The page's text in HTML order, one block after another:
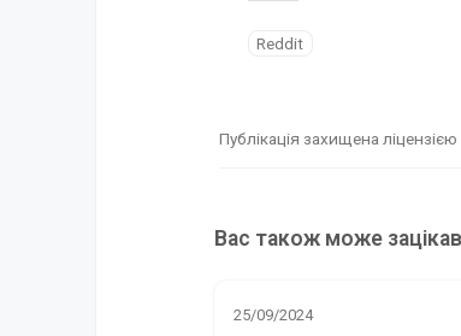
Reddit
Публікація захищена ліцензією
Вас також може
25/09/2024